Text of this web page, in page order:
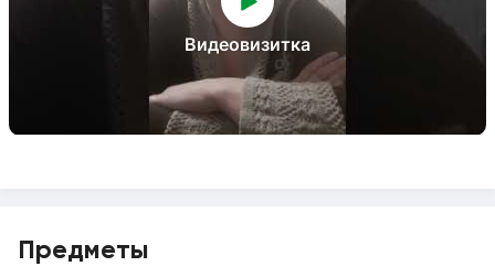
Видеовизитка
Предметы